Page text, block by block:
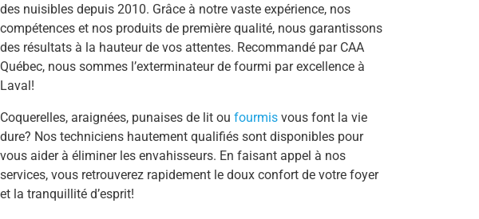
des nuisibles depuis 2010. Grâce à notre vaste expérience, nos
compétences et nos produits de première qualité, nous garantissons
des résultats à la hauteur de vos attentes. Recommandé par CAA
Québec, nous sommes l’exterminateur de fourmi par excellence à
Laval!
Coquerelles, araignées, punaises de lit ou fourmis vous font la vie
dure? Nos techniciens hautement qualifiés sont disponibles pour
vous aider à éliminer les envahisseurs. En faisant appel à nos
services, vous retrouverez rapidement le doux confort de votre foyer
et la tranquillité d’esprit!